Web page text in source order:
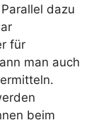
dazu
für
man auch
beim